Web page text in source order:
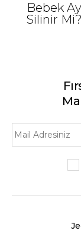
Bebek
Silinir Mi?